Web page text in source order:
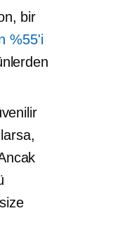
bir
%55'i